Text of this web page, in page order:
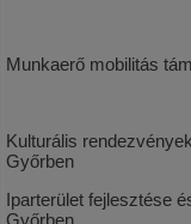
Munkaerő mobilitás
Kulturális
Győrben
Iparterület fejlesztése